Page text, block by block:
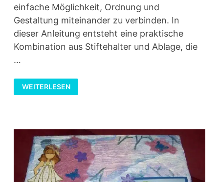
einfache Möglichkeit, Ordnung und
Gestaltung miteinander zu verbinden. In
dieser Anleitung entsteht eine praktische
Kombination aus Stiftehalter und Ablage, die
…
SCHREIBTISCHGARNITUR
BASTELN
WEITERLESEN